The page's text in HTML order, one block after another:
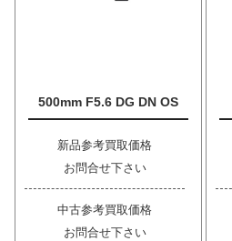
500mm F5.6 DG DN OS
新品参考買取価格
お問合せ下さい
中古参考買取価格
お問合せ下さい